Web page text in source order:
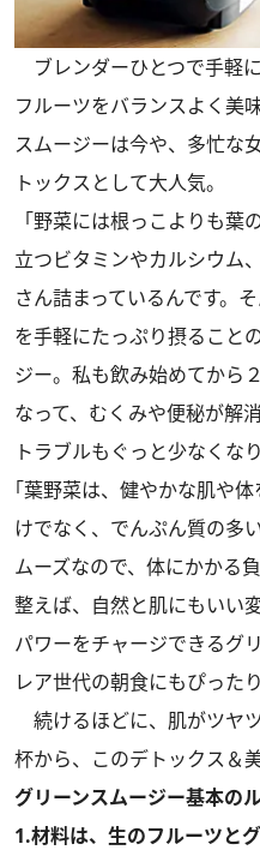
ブレンダーひとつで手軽
フルーツをバランスよく美
スムージーは今や、多忙な
トックスとして大人気。
「野菜には根っこよりも
立つビタミンやカルシウム
さん詰まっているんです。
を手軽にたっぷり摂ること
ジー。私も飲み始めてから
なって、むくみや便秘が解
トラブルもぐっと少なくな
｢葉野菜は、健やかな肌や
けでなく、でんぷん質の多
ムーズなので、体にかかる
整えば、自然と肌にもいい
パワーをチャージできるグ
レア世代の朝食にもぴった
続けるほどに、肌がツヤ
杯から、このデトックス＆
グリーンスムージー基本の
1.材料は、生のフルーツと